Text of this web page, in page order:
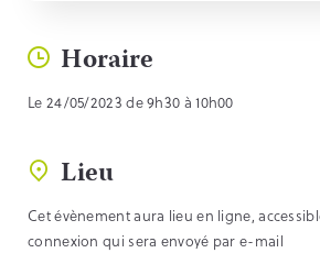
Horaire
Le 24/05/2023 de 9h30 à 10h00
Lieu
Cet évènement aura lieu en ligne,
connexion qui sera envoyé par e-mail